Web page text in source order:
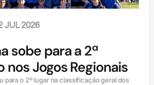
JUL 2026
sobe para a 2ª
nos Jogos Regionais
para o 2º lugar na classificação geral dos